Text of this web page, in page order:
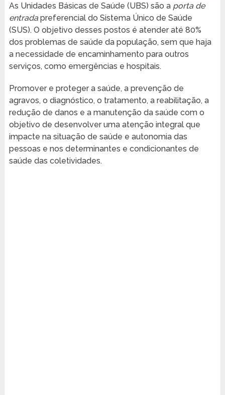
As Unidades Básicas de Saúde (UBS) são a porta de
entradapreferencial do Sistema Único de Saúde
(SUS). O objetivo desses postos é atender até 80%
dos problemas de saúde da população, sem que haja
a necessidade de encaminhamento para outros
serviços, como emergências e hospitais.
Promover e proteger a saúde, a prevenção de
agravos, o diagnóstico, o tratamento, a reabilitação, a
redução de danos e a manutenção da saúde com o
objetivo de desenvolver uma atenção integral que
impacte na situação de saúde e autonomia das
pessoas e nos determinantes e condicionantes de
saúde das coletividades.